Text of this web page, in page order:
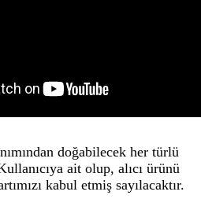
doğabilecek her türlü
ait olup, alıcı ürünü
kabul etmiş sayılacaktır.